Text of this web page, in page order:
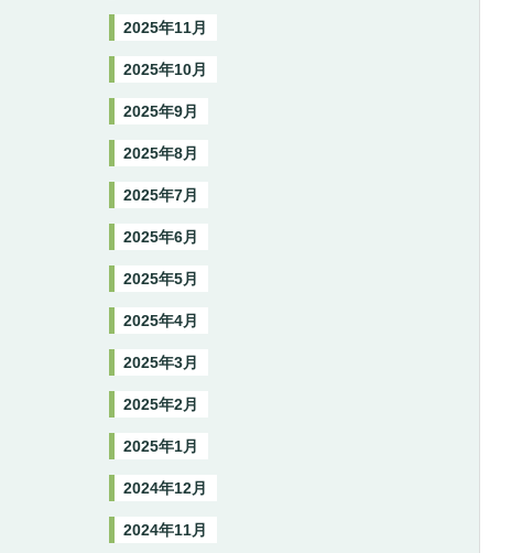
2025年11月
2025年10月
2025年9月
2025年8月
2025年7月
2025年6月
2025年5月
2025年4月
2025年3月
2025年2月
2025年1月
2024年12月
2024年11月